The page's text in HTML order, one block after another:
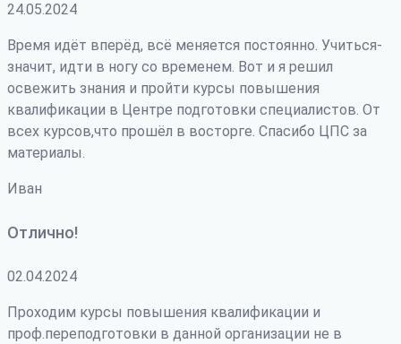
24.05.2024
Время идёт вперёд, всё меняется постоянно. Учиться-
значит, идти в ногу со временем. Вот и я решил
освежить знания и пройти курсы повышения
квалификации в Центре подготовки специалистов. От
всех курсов,что прошёл в восторге. Спасибо ЦПС за
материалы.
Иван
Отлично!
02.04.2024
Проходим курсы повышения квалификации и
проф.переподготовки в данной организации не в